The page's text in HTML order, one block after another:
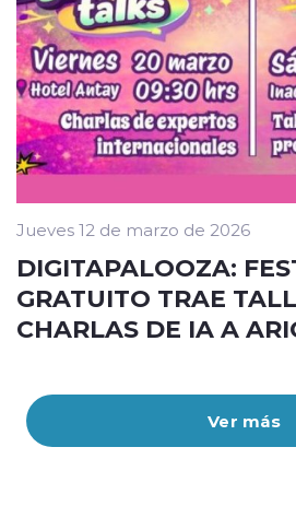
Ver más
Jueves 12 de marzo de 2026
DIGITAPALOOZA:
GRATUITO TRAE
CHARLAS DE IA A